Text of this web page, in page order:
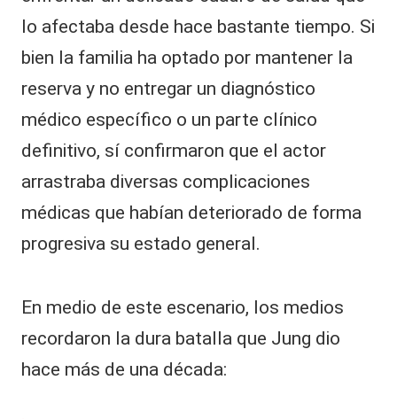
lo afectaba desde hace bastante tiempo. Si
bien la familia ha optado por mantener la
reserva y no entregar un diagnóstico
médico específico o un parte clínico
definitivo, sí confirmaron que el actor
arrastraba diversas complicaciones
médicas que habían deteriorado de forma
progresiva su estado general.
En medio de este escenario, los medios
recordaron la dura batalla que Jung dio
hace más de una década: